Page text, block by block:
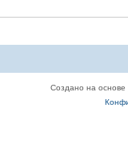
Создано на